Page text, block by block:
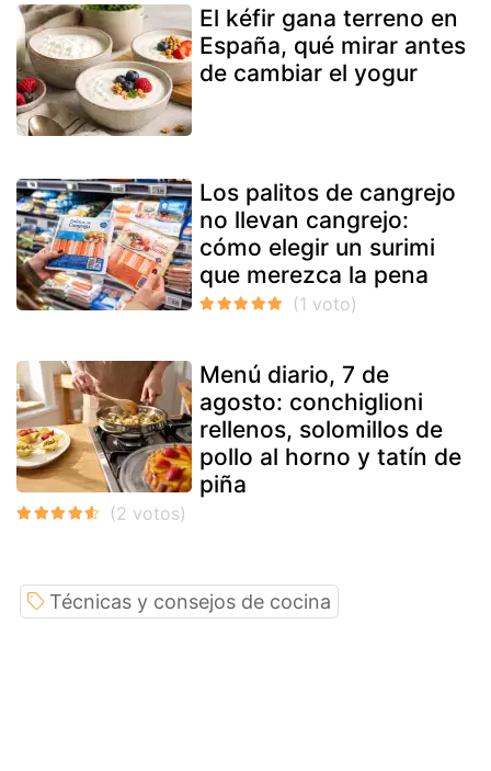
El kéfir gana terreno en
España, qué mirar antes
de cambiar el yogur
Los palitos de cangrejo
no llevan cangrejo:
cómo elegir un surimi
que merezca la pena
Menú diario, 7 de
agosto: conchiglioni
rellenos, solomillos de
pollo al horno y tatín de
piña
Técnicas y consejos de cocina